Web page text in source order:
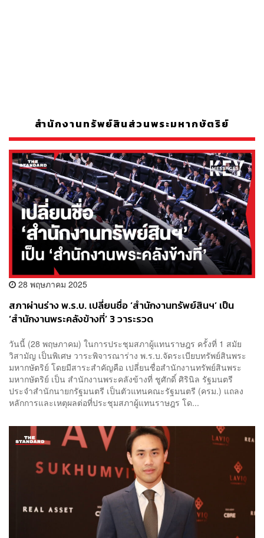
สำนักงานทรัพย์สินส่วนพระมหากษัตริย์
28 พฤษภาคม 2025
สภาผ่านร่าง พ.ร.บ. เปลี่ยนชื่อ ‘สำนักงานทรัพย์สินฯ’ เป็น
‘สำนักงานพระคลังข้างที่’ 3 วาระรวด
วันนี้ (28 พฤษภาคม) ในการประชุมสภาผู้แทนราษฎร ครั้งที่ 1 สมัย
วิสามัญ เป็นพิเศษ วาระพิจารณาร่าง พ.ร.บ.จัดระเบียบทรัพย์สินพระ
มหากษัตริย์ โดยมีสาระสำคัญคือ เปลี่ยนชื่อสำนักงานทรัพย์สินพระ
มหากษัตริย์ เป็น สำนักงานพระคลังข้างที่ ชูศักดิ์ ศิรินิล รัฐมนตรี
ประจำสำนักนายกรัฐมนตรี เป็นตัวแทนคณะรัฐมนตรี (ครม.) แถลง
หลักการและเหตุผลต่อที่ประชุมสภาผู้แทนราษฎร โด...